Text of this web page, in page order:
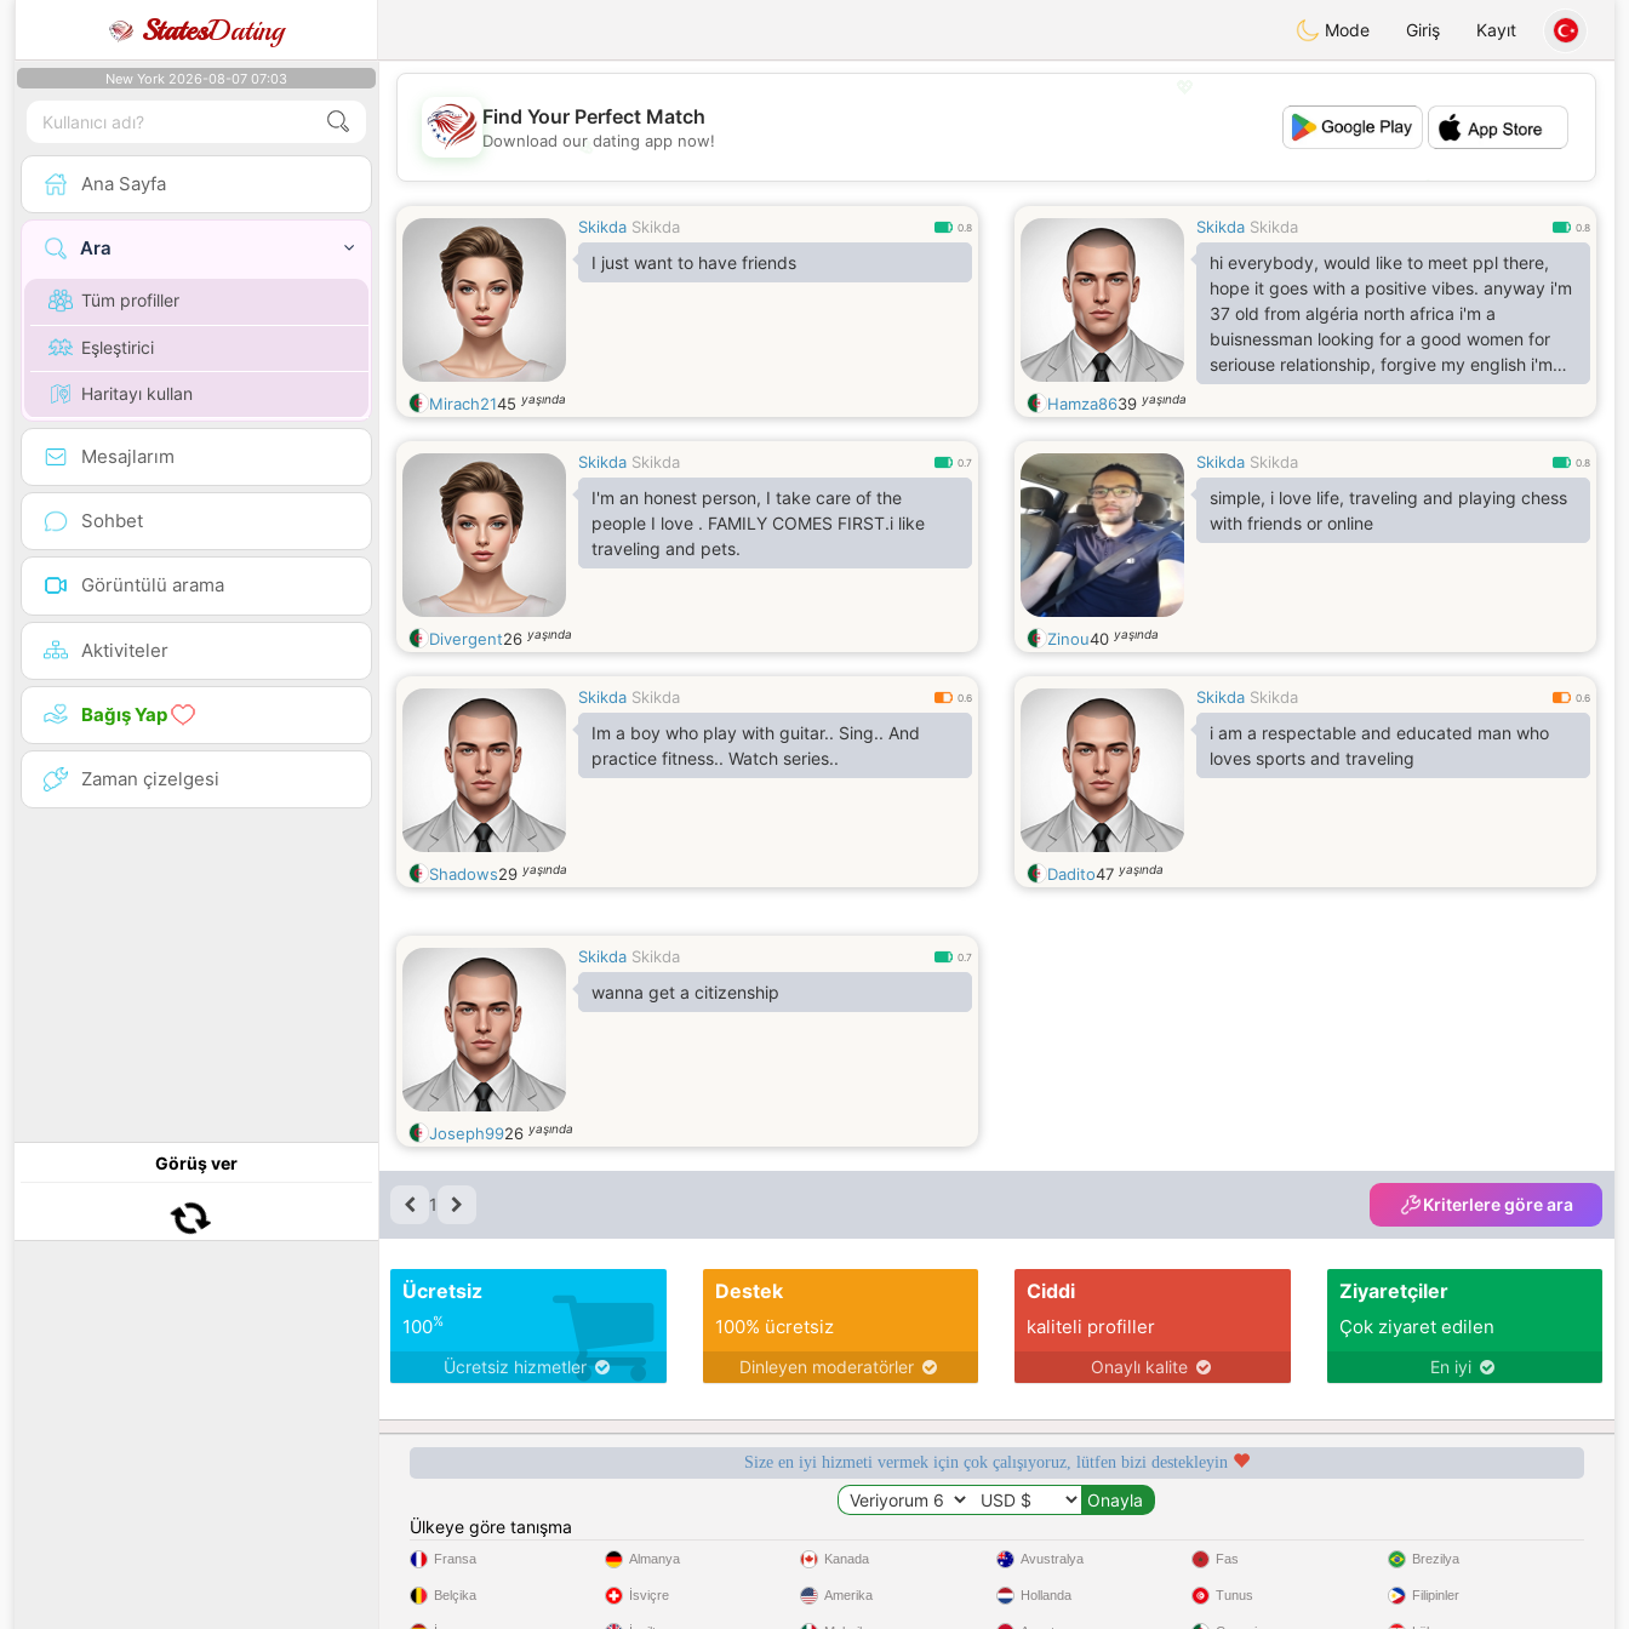
StatesDating Mode Giriş Kayıt
New York 2026-08-07 07:03
Ana Sayfa
Ara
Tüm profiller
Eşleştirici
Haritayı kullan
Mesajlarım
Sohbet
Görüntülü arama
Aktiviteler
Bağış Yap
Zaman çizelgesi
Görüş ver
💖
💕
Find Your Perfect Match
Download our dating app now!
Skikda Skikda 0.8
I just want to have friends
Mirach2145 yaşında
Skikda Skikda 0.8
hi everybody, would like to meet ppl there,
hope it goes with a positive vibes. anyway i'm
37 old from algéria north africa i'm a
buisnessman looking for a good women for
seriouse relationship, forgive my english i'm
new.
Hamza8639 yaşında
Skikda Skikda 0.7
I'm an honest person, I take care of the
people I love . FAMILY COMES FIRST.i like
traveling and pets.
Divergent26 yaşında
Skikda Skikda 0.8
simple, i love life, traveling and playing chess
with friends or online
Zinou40 yaşında
Skikda Skikda 0.6
Im a boy who play with guitar.. Sing.. And
practice fitness.. Watch series..
Shadows29 yaşında
Skikda Skikda 0.6
i am a respectable and educated man who
loves sports and traveling
Dadito47 yaşında
Skikda Skikda 0.7
wanna get a citizenship
Joseph9926 yaşında
1 Kriterlere göre ara
Ücretsiz
100%
Ücretsiz hizmetler
Destek
100% ücretsiz
Dinleyen moderatörler
Ciddi
kaliteli profiller
Onaylı kalite
Ziyaretçiler
Çok ziyaret edilen
En iyi
Size en iyi hizmeti vermek için çok çalışıyoruz, lütfen bizi destekleyin
Ülkeye göre tanışma
Fransa
Belçika
Almanya
İsviçre
Kanada
Amerika
Avustralya
Hollanda
Fas
Tunus
Brezilya
Filipinler